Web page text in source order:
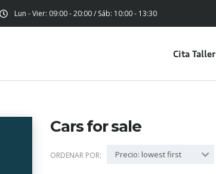
Lun - Vier: 09:00 - 20:00 / Sáb: 10:00 - 13:30
Cita Taller
Cars for sale
ORDENAR POR: Precio: lowest first